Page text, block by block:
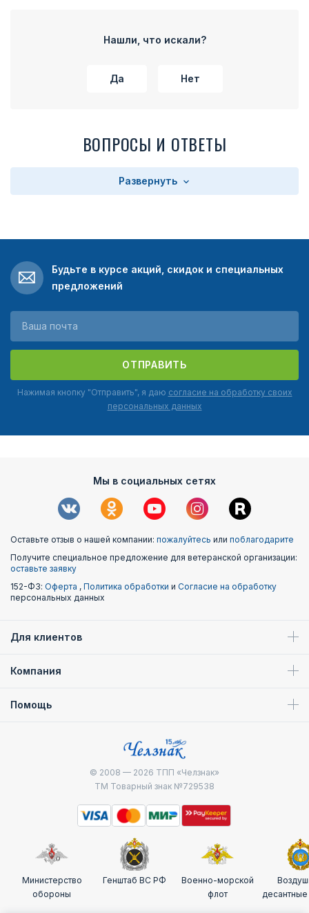
Нашли, что искали?
Да Нет
ВОПРОСЫ И ОТВЕТЫ
Развернуть
Будьте в курсе акций, скидок и специальных
предложений
ОТПРАВИТЬ
Нажимая кнопку "Отправить", я даю согласие на обработку своих
персональных данных
Мы в социальных сетях
Оставьте отзыв о нашей компании: пожалуйтесь или поблагодарите
Получите специальное предложение для ветеранской организации:
оставьте заявку
152-ФЗ: Оферта , Политика обработки и Согласие на обработку
персональных данных
Для клиентов
Компания
Помощь
© 2008 — 2026 ТПП «Челзнак»
ТМ Товарный знак №729538
Министерство
обороны
Генштаб ВС РФ
Военно-морской
флот
десантные